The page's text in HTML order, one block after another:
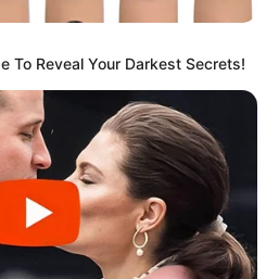
To Reveal Your Darkest Secrets!